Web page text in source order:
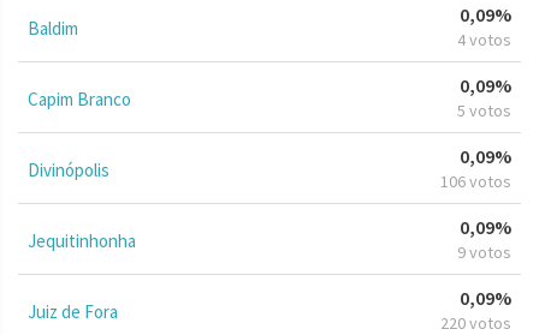
Baldim
0,09%
4 votos
Capim Branco
0,09%
5 votos
Divinópolis
0,09%
106 votos
Jequitinhonha
0,09%
9 votos
Juiz de Fora
0,09%
220 votos